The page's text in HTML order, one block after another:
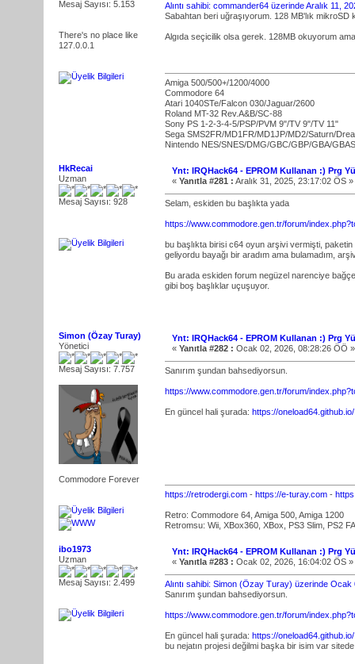
Mesaj Sayısı: 5.153
There's no place like
127.0.0.1
Alıntı sahibi: commander64 üzerinde Aralık 11,
Sabahtan beri uğraşıyorum. 128 MB'lık
Algıda seçicilik olsa gerek. 128MB okuyorum
Amiga 500/500+/1200/4000
Commodore 64
Atari 1040STe/Falcon 030/Jaguar/2600
Roland MT-32 Rev.A&B/SC-88
Sony PS 1-2-3-4-5/PSP/PVM 9"/TV 9"/TV 11"
Sega SMS2FR/MD1FR/MD1JP/MD2/Saturn/
Nintendo NES/SNES/DMG/GBC/GBP/GBA/
HkRecai
Uzman
Mesaj Sayısı: 928
Ynt: IRQHack64 - EPROM Kullanan :) Prg
« Yanıtla #281 : Aralık 31, 2025, 23:17:02 ÖS »
Selam, eskiden bu başlıkta yada
https://www.commodore.gen.tr/forum/
bu başlıkta birisi c64 oyun arşivi vermişti,
geliyordu bayağı bir aradım ama bulamadım,
Bu arada eskiden forum negüzel narenciye
gibi boş başlıklar uçuşuyor.
Simon (Özay Turay)
Yönetici
Mesaj Sayısı: 7.757
Commodore Forever
Ynt: IRQHack64 - EPROM Kullanan :) Prg
« Yanıtla #282 : Ocak 02, 2026, 08:28:26 ÖÖ »
Sanırım şundan bahsediyorsun.
https://www.commodore.gen.tr/forum/
En güncel hali şurada: https://oneload64.github.io/
https://retrodergi.com - https://e-turay.com -
Retro: Commodore 64, Amiga 500, Amiga 1200
Retromsu: Wii, XBox360, XBox, PS3 Slim, PS2
ibo1973
Uzman
Mesaj Sayısı: 2.499
Ynt: IRQHack64 - EPROM Kullanan :) Prg
« Yanıtla #283 : Ocak 02, 2026, 16:04:02 ÖS »
Alıntı sahibi: Simon (Özay Turay) üzerinde
Sanırım şundan bahsediyorsun.
https://www.commodore.gen.tr/forum/
En güncel hali şurada: https://oneload64.github.io/
bu nejatın projesi değilmi başka bir isim var